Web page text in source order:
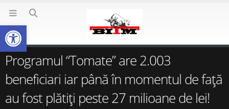
Programul “Tomate” are 2.003
beneficiari iar până în momentul de faţă
au fost plătiţi peste 27 milioane de lei!
Deschide bara de unelte